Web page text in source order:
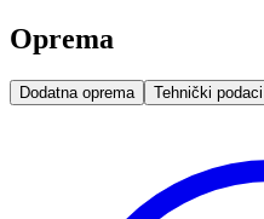
Oprema
Dodatna oprema Tehnički podaci